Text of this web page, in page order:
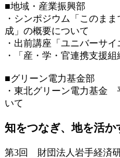
■地域・産業振興部
・シンポジウム「このま
成」の概要について
・出前講座「ユニバーサ
・「産・学・官連携支援
■グリーン電力基金部
・東北グリーン電力基金
いて
知をつなぎ、地を活か
第3回 財団法人岩手経済